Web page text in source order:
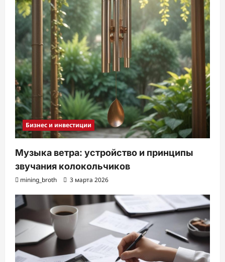
Бизнес и инвестиции
Музыка ветра: устройство и принципы
звучания колокольчиков
mining_broth 3 марта 2026